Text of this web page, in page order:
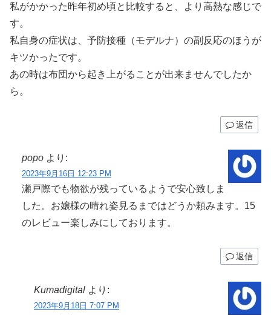
私がかかった昨年初め頃と比較すると、より高熱な感じで
す。
私自身の症状は、予防接種（モデルナ）の副反応のほうが
キツかったです。
あの時は布団から起き上がることが出来ませんでしたか
ら。
返信
popo より:
2023年9月16日 12:23 PM
瀬戸際でも物欲が残っているようで安心致しま
した。お嬢様の晴れ姿見るまではどうか頼みます。15
のレビュー楽しみにしております。
返信
Kumadigital より:
2023年9月18日 7:07 PM